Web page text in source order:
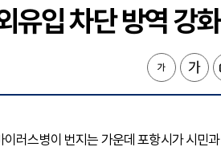
유입 차단 방역 강화
러스병이 번지는 가운데 포항시가 시민과